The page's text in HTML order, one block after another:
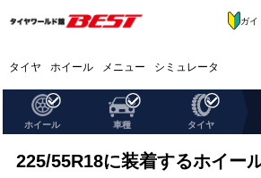
タイヤ ホイール メニュー シミュレータ
ガイ
ホイール 車種 タイヤ
225/55R18に装着するホイー